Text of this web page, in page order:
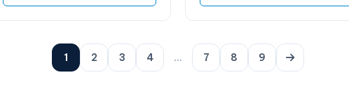
1 2 3 4 ... 7 8 9